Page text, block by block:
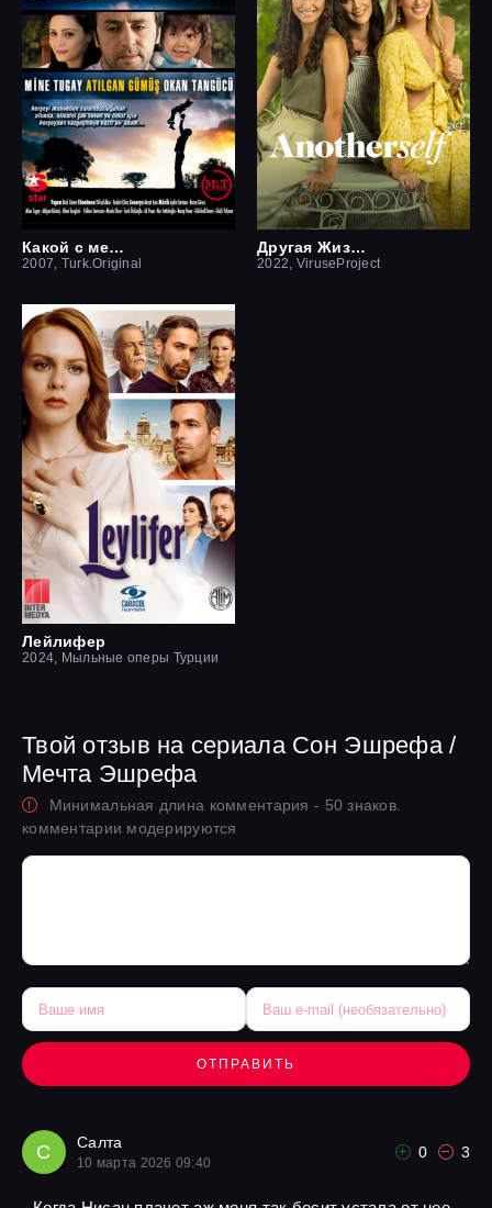
Какой с меня отец
2007, Turk.Original
Другая Жизнь
2022, ViruseProject
Лейлифер
2024, Мыльные оперы Турции
Твой отзыв на сериала Сон Эшрефа /
Мечта Эшрефа
Минимальная длина комментария - 50 знаков.
комментарии модерируются
ОТПРАВИТЬ
С Салта
10 марта 2026 09:40
0 3